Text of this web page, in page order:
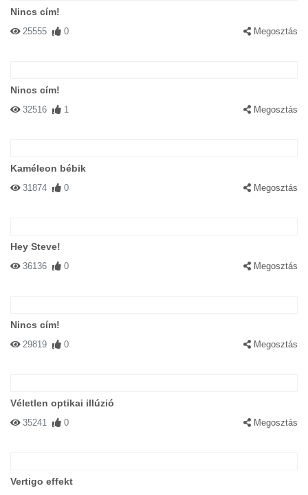
Nincs cím!
25555 0 Megosztás
Nincs cím!
32516 1 Megosztás
Kaméleon bébik
31874 0 Megosztás
Hey Steve!
36136 0 Megosztás
Nincs cím!
29819 0 Megosztás
Véletlen optikai illúzió
35241 0 Megosztás
Vertigo effekt